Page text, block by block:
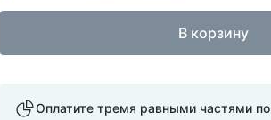
В корзину
Оплатите тремя равными частями по